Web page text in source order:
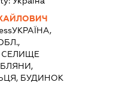
УКРАЇНА,
СЕЛИЩЕ
БУДИНОК